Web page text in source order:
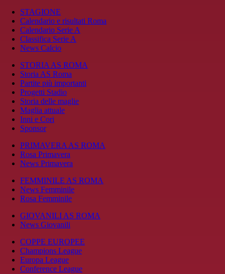
STAGIONE
Calendario e risultati Roma
Calendario Serie A
Classifica Serie A
News Calcio
STORIA AS ROMA
Storia AS Roma
Partite più importanti
Progetti Stadio
Storia delle maglie
Maglia attuale
Inni e Cori
Sponsor
PRIMAVERA AS ROMA
Rosa Primavera
News Primavera
FEMMINILE AS ROMA
News Femminile
Rosa Femminile
GIOVANILI AS ROMA
News Giovanili
COPPE EUROPEE
Champions League
Europa League
Conference League